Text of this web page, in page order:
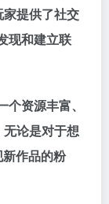
提供了社交
现和建立联
资源丰富、
论是对于想
作品的粉